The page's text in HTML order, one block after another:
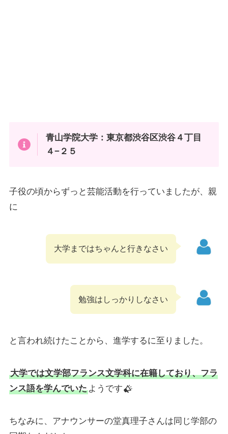
青山学院大学 ：東京都渋谷区渋谷４丁目
４−２５
子役の頃からずっと芸能活動を行っていましたが、親
に
大学まではちゃんと行きなさい
勉強はしっかりしなさい
と言われ続けたことから、進学するに至りました。
大学では文学部フランス文学科に在籍しており、フラ
ンス語を学んでいたようです
ちなみに、アナウンサーの堂真理子さんは同じ学部の